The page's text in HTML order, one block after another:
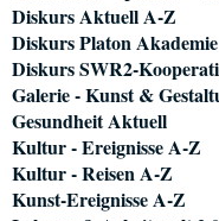
Diskurs Aktuell A-Z
Diskurs Platon
Diskurs SWR2-
Galerie - Kunst &
Gesundheit Aktuell
Kultur - Ereignisse A-Z
Kultur - Reisen A-Z
Kunst-Ereignisse A-Z